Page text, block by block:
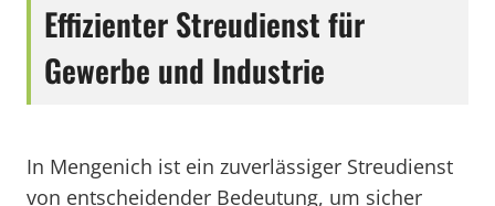
Effizienter Streudienst für
Gewerbe und Industrie
In Mengenich ist ein zuverlässiger Streudienst
von entscheidender Bedeutung, um sicher